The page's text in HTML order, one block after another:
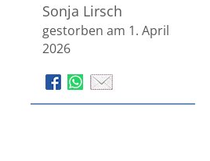
Sonja Lirsch
gestorben am 1. April
2026